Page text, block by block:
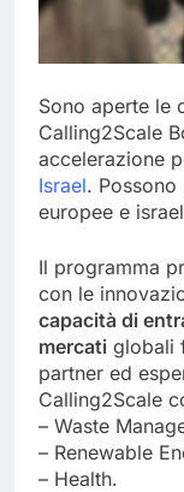
Sono aperte le
Calling2Scale
accelerazione
Israel.
europee e
Il programma
con le
capacità di
mercati globali
partner ed
Calling2Scale
– Waste
– Renewable
– Health.